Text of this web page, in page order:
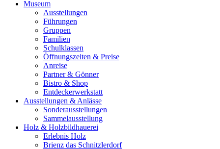
Museum
Ausstellungen
Führungen
Gruppen
Familien
Schulklassen
Öffnungszeiten & Preise
Anreise
Partner & Gönner
Bistro & Shop
Entdeckerwerkstatt
Ausstellungen & Anlässe
Sonderausstellungen
Sammelausstellung
Holz & Holzbildhauerei
Erlebnis Holz
Brienz das Schnitzlerdorf